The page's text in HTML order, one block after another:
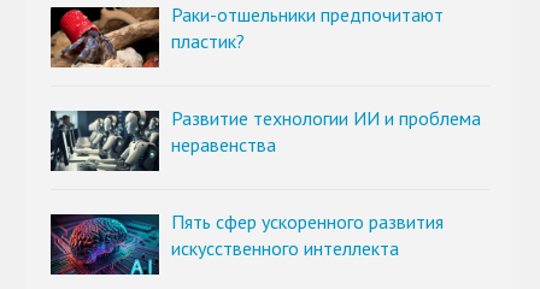
Раки-отшельники предпочитают
пластик?
Развитие технологии ИИ и проблема
неравенства
Пять сфер ускоренного развития
искусственного интеллекта